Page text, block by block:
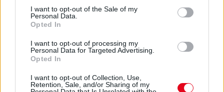
consent section.
I want to opt-out of the Sale of my
Personal Data.
Opted In
I want to opt-out of processing my
Personal Data for Targeted Advertising.
Opted In
I want to opt-out of Collection, Use,
Retention, Sale, and/or Sharing of my
07. 31.
HAGYD A SÓT: EGY CSIPET EBBŐL A FŐZŐVÍZBE,
ÉS SOKKAL FINOMABB LESZ A FŐTT KRUMPLI
Titkos hozzávaló
07. 31.
EZZEL LOCSOLD HETENTE EGYSZER: KÉTSZER
Ettől lesz a tiéd a leggyönyörűbb muskátli a környéken